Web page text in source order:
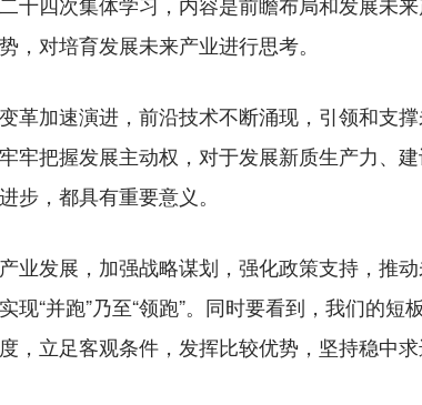
，对培育发展未来产业进行思考。
加速演进，前沿技术不断涌现，引领和支撑
牢把握发展主动权，对于发展新质生产力、
步，都具有重要意义。
发展，加强战略谋划，强化政策支持，推
现“并跑”乃至“领跑”。同时要看到，我们的
，立足客观条件，发挥比较优势，坚持稳中